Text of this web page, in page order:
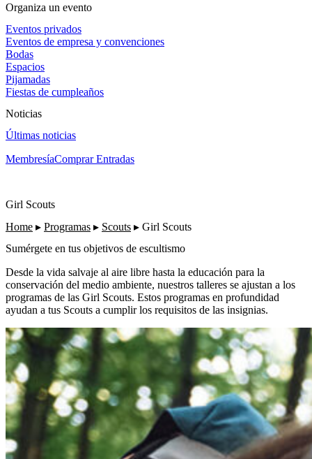
Organiza un evento
Eventos privados
Eventos de empresa y convenciones
Bodas
Espacios
Pijamadas
Fiestas de cumpleaños
Noticias
Últimas noticias
MembresíaComprar Entradas
Girl Scouts
Home ▸ Programas ▸ Scouts ▸ Girl Scouts
Sumérgete en tus objetivos de escultismo
Desde la vida salvaje al aire libre hasta la educación para la
conservación del medio ambiente, nuestros talleres se ajustan a los
programas de las Girl Scouts. Estos programas en profundidad
ayudan a tus Scouts a cumplir los requisitos de las insignias.